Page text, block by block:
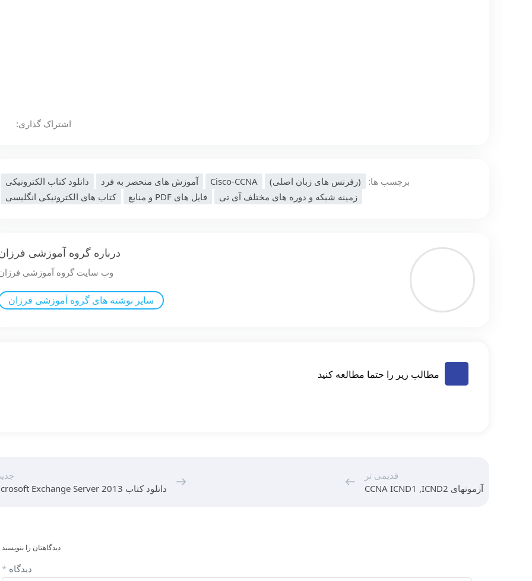
اشتراک گذاری:
برچسب ها: (رفرنس های زبان اصلی) Cisco-CCNA آموزش های منحصر به فرد
دانلود کتاب الکترونیکی
زمینه شبکه و دوره های مختلف آی تی
فایل های PDF و منابع کتاب های الکترونیکی انگلیسی
درباره گروه آموزشی
وب سایت گروه آموزشی
سایر نوشته های گروه آموزشی فرزان
مطالب زیر را حتما مطالعه کنید
قدیمی تر
آزمونهای CCNA ICND1 ,ICND2
دانلود کتاب Microsoft Exchange Server 2013
دیدگاهتان را بنویسید
دیدگاه*